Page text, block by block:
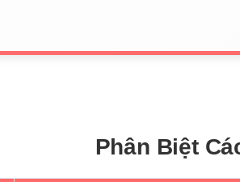
Phân Biệt